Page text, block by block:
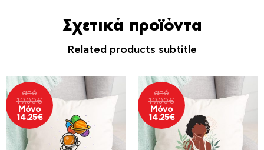
Σχετικά προϊόντα
Related products subtitle
από
19.00€
Μόνο
14.25€
από
19.00€
Μόνο
14.25€